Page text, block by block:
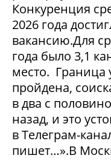
Конкуренция
2026 года
вакансию.Для
года было 3,1
место. Граница
пройдена,
в два с
назад, и это
в Телеграм-
пишет…».В